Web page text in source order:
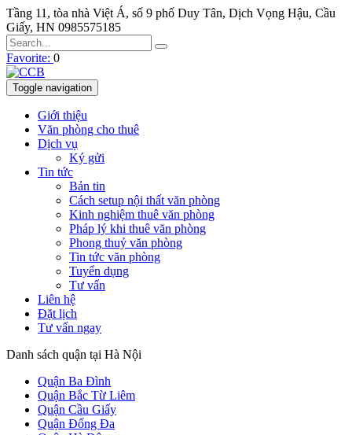
Tầng 11, tòa nhà Việt Á, số 9 phố Duy Tân, Dịch Vọng Hậu, Cầu
Giấy, HN 0985575185
Favorite: 0
Toggle navigation
Giới thiệu
Văn phòng cho thuê
Dịch vụ
Ký gửi
Tin tức
Bản tin
Cách setup nội thất văn phòng
Kinh nghiệm thuê văn phòng
Pháp lý khi thuê văn phòng
Phong thuỷ văn phòng
Tin tức văn phòng
Tuyển dụng
Tư vấn
Liên hệ
Đặt lịch
Tư vấn ngay
Danh sách quận tại Hà Nội
Quận Ba Đình
Quận Bắc Từ Liêm
Quận Cầu Giấy
Quận Đống Đa